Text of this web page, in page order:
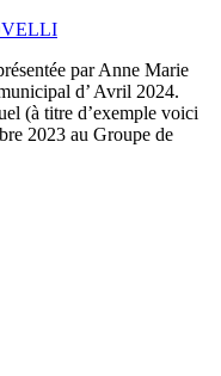
par Anne Marie
d’ Avril 2024.
(à titre d’exemple voici
2023 au Groupe de